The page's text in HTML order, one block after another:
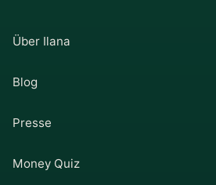
Über Ilana
Blog
Presse
Money Quiz